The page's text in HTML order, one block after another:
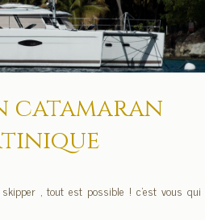
catamaran
skipper , tout est possible ! c'est vous qui